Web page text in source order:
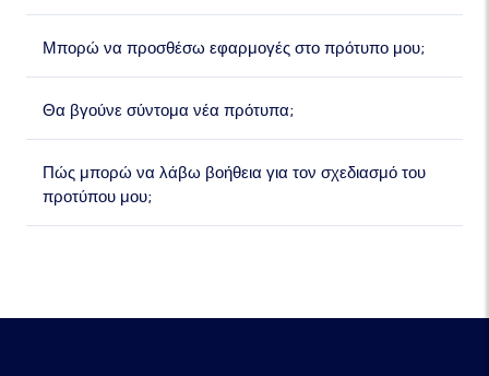
Μπορώ να προσθέσω εφαρμογές στο πρότυπο μου;
Θα βγούνε σύντομα νέα πρότυπα;
Πώς μπορώ να λάβω βοήθεια για τον σχεδιασμό του
προτύπου μου;